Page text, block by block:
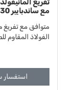
تفريغ المانيفولد B518-144-110 B518.144.110 يتناسب
متوافق مع تفريغ مشعب ساندبايبر 518-144-110 518.144.110 من